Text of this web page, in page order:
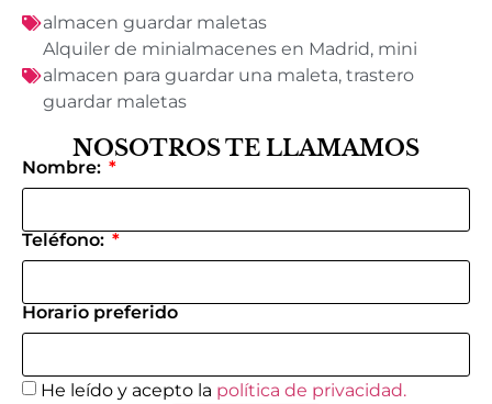
almacen guardar maletas
Alquiler de minialmacenes en Madrid, mini
almacen para guardar una maleta, trastero
guardar maletas
NOSOTROS TE LLAMAMOS
Nombre:
Teléfono:
Horario preferido
He leído y acepto la política de privacidad.